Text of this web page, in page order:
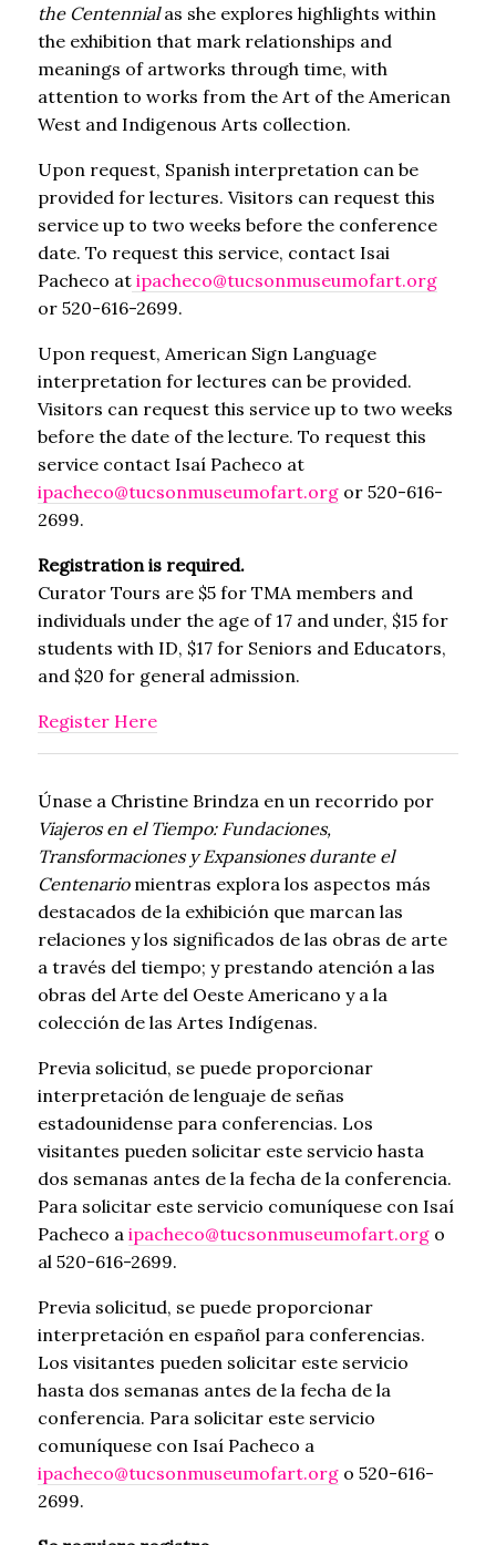
the Centennialas she explores highlights within
the exhibition that mark relationships and
meanings of artworks through time, with
attention to works from the Art of the American
West and Indigenous Arts collection.
Upon request, Spanish interpretation can be
provided for lectures. Visitors can request this
service up to two weeks before the conference
date. To request this service, contact Isai
Pacheco atipacheco@tucsonmuseumofart.org
or 520-616-2699.
Upon request, American Sign Language
interpretation for lectures can be provided.
Visitors can request this service up to two weeks
before the date of the lecture. To request this
service contact Isaí Pacheco at
ipacheco@tucsonmuseumofart.orgor 520-616-
2699.
Registration is required.
Curator Tours are $5 for TMA members and
individuals under the age of 17 and under, $15 for
students with ID, $17 for Seniors and Educators,
and $20 for general admission.
Register Here
Únase a Christine Brindza en un recorrido por
Viajeros en el Tiempo: Fundaciones,
Transformaciones y Expansiones durante el
Centenariomientras explora los aspectos más
destacados de la exhibición que marcan las
relaciones y los significados de las obras de arte
a través del tiempo; y prestando atención a las
obras del Arte del Oeste Americano y a la
colección de las Artes Indígenas.
Previa solicitud, se puede proporcionar
interpretación de lenguaje de señas
estadounidense para conferencias. Los
visitantes pueden solicitar este servicio hasta
dos semanas antes de la fecha de la conferencia.
Para solicitar este servicio comuníquese con Isaí
Pacheco a ipacheco@tucsonmuseumofart.orgo
al 520-616-2699.
Previa solicitud, se puede proporcionar
interpretación en español para conferencias.
Los visitantes pueden solicitar este servicio
hasta dos semanas antes de la fecha de la
conferencia. Para solicitar este servicio
comuníquese con Isaí Pacheco a
ipacheco@tucsonmuseumofart.orgo 520-616-
2699.